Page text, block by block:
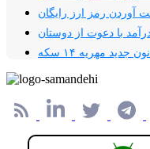
آوردن رمز ارز رایگان
با دعوت از دوستان
جدید مهریه ۱۴ سکه